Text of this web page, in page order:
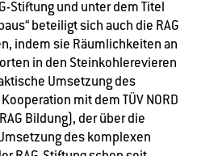
Stiftung und unter dem Titel
beteiligt sich auch die RAG
indem sie Räumlichkeiten an
in den Steinkohlerevieren
Umsetzung des
mit dem TÜV NORD
Bildung), der über die
des komplexen